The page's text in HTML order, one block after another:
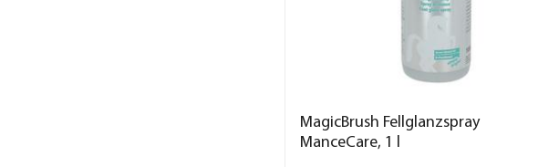
MagicBrush Fellglanzspray
ManceCare, 1 l